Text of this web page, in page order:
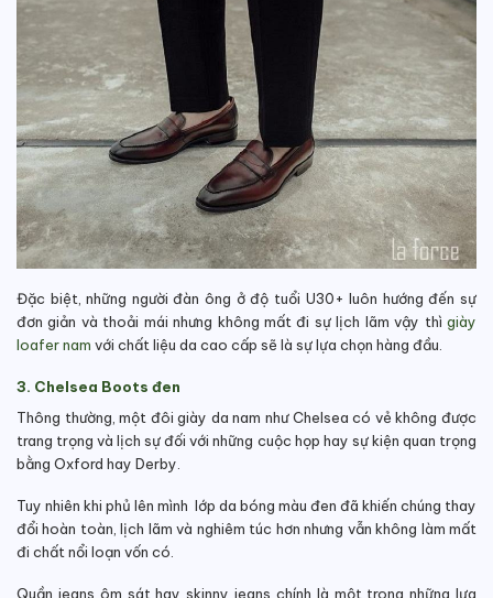
Đặc biệt, những người đàn ông ở độ tuổi U30+ luôn hướng đến sự
đơn giản và thoải mái nhưng không mất đi sự lịch lãm vậy thì giày
loafer nam với chất liệu da cao cấp sẽ là sự lựa chọn hàng đầu.
3. Chelsea Boots đen
Thông thường, một đôi giày da nam như Chelsea có vẻ không được
trang trọng và lịch sự đối với những cuộc họp hay sự kiện quan trọng
bằng Oxford hay Derby.
Tuy nhiên khi phủ lên mình lớp da bóng màu đen đã khiến chúng thay
đổi hoàn toàn, lịch lãm và nghiêm túc hơn nhưng vẫn không làm mất
đi chất nổi loạn vốn có.
Quần jeans ôm sát hay skinny jeans chính là một trong những lựa